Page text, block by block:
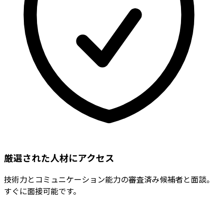
厳選された人材にアクセス
技術力とコミュニケーション能力の審査済み候補者と面談。
すぐに面接可能です。